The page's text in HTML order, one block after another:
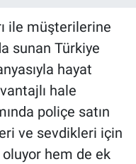
ile müşterilerine
sunan Türkiye
hayat
hale
poliçe satın
ve sevdikleri için
hem de ek